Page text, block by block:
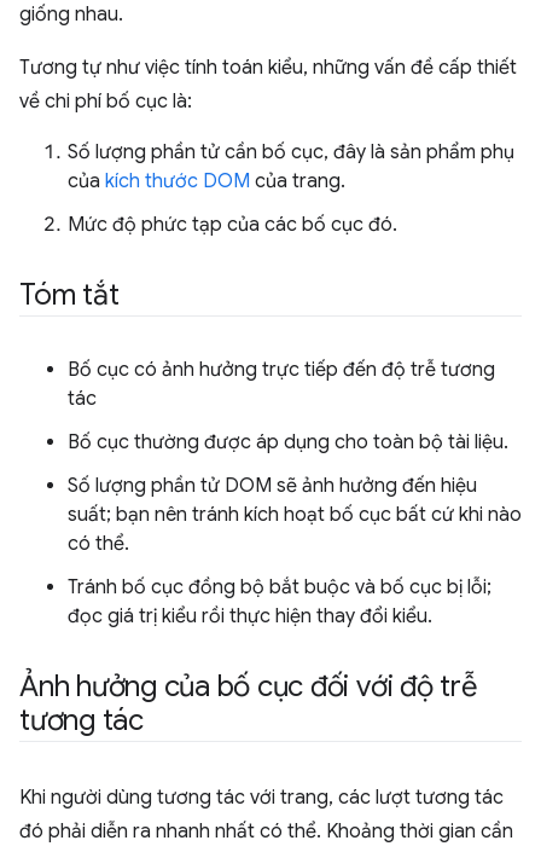
giống nhau.
Tương tự như việc tính toán kiểu, những vấn đề cấp thiết
về chi phí bố cục là:
Số lượng phần tử cần bố cục, đây là sản phẩm phụ
của kích thước DOM của trang.
Mức độ phức tạp của các bố cục đó.
Tóm tắt
Bố cục có ảnh hưởng trực tiếp đến độ trễ tương
tác
Bố cục thường được áp dụng cho toàn bộ tài liệu.
Số lượng phần tử DOM sẽ ảnh hưởng đến hiệu
suất; bạn nên tránh kích hoạt bố cục bất cứ khi nào
có thể.
Tránh bố cục đồng bộ bắt buộc và bố cục bị lỗi;
đọc giá trị kiểu rồi thực hiện thay đổi kiểu.
Ảnh hưởng của bố cục đối với độ trễ
tương tác
Khi người dùng tương tác với trang, các lượt tương tác
đó phải diễn ra nhanh nhất có thể. Khoảng thời gian cần